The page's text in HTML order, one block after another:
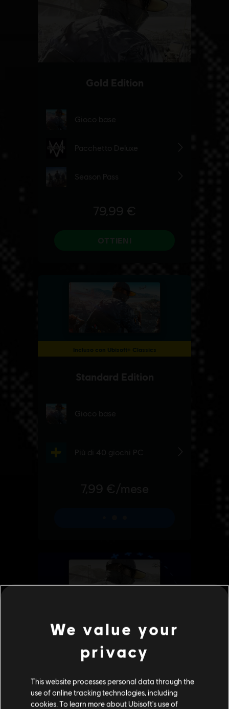
We value your
privacy
This website processes personal data through the
use of online tracking technologies, including
cookies. To learn more about Ubisoft's use of